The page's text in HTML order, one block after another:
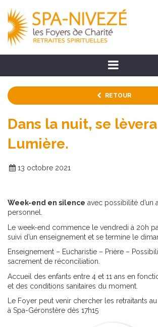
RETOUR
Dans la nuit, se
Lumière.
13 octobre 2021
Week-end en silence avec possibilité d’un
personnel.
Le week-end commence le vendredi à 20h
suivi d’un enseignement et se termine le
Enseignement – Eucharistie – Prière –
sacrement de réconciliation.
Accueil des enfants entre 4 et 11 ans en
et des conditions sanitaires du moment.
Le Foyer peut venir chercher les retraitants
à Spa-Géronstère dès 17h15